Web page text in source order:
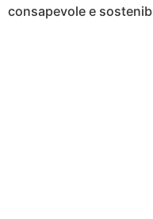
consapevole e